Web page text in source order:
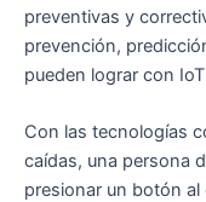
preventivas y
prevención,
pueden lograr con
Con las tecnologías
caídas, una persona
presionar un botón al